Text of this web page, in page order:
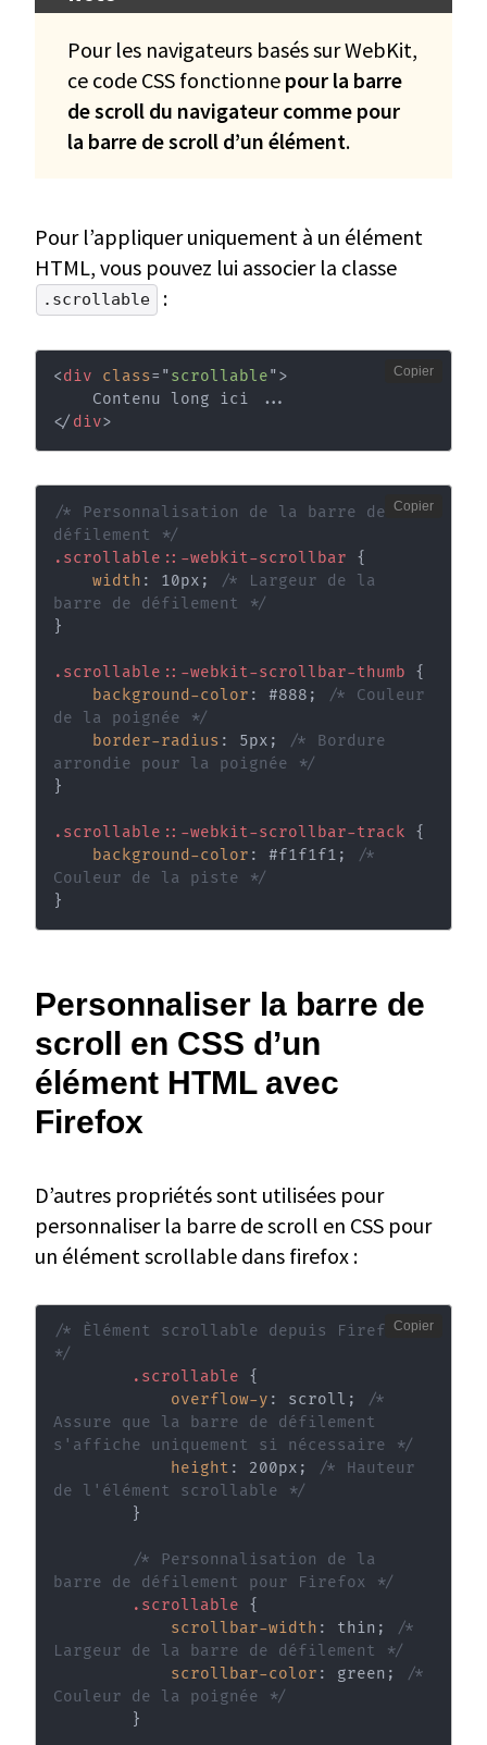
Pour les navigateurs basés sur WebKit,
ce code CSS fonctionne pour la barre
de scroll du navigateur comme pour
la barre de scroll d’un élément.
Pour l’appliquer uniquement à un élément
HTML, vous pouvez lui associer la classe
.scrollable :
<div class= "scrollable">
</ div>
Copier
/* Personnalisation de la barre de
défilement */
.scrollable::-webkit-scrollbar
{
width : 10px ;
/* Largeur de la
barre de défilement */
}
.scrollable::-webkit-scrollbar-thumb
{
background-color : #888 ;
/* Couleur
de la poignée */
border-radius : 5px ;
/* Bordure
arrondie pour la poignée */
}
.scrollable::-webkit-scrollbar-track
{
background-color : #f1f1f1 ;
/*
Couleur de la piste */
}
Copier
Personnaliser la barre de
scroll en CSS d’un
élément HTML avec
Firefox
D’autres propriétés sont utilisées pour
personnaliser la barre de scroll en CSS pour
un élément scrollable dans firefox :
/* Èlément scrollable depuis Firefox
*/
.scrollable
{
overflow-y : scroll ;
/*
Assure que la barre de défilement
s'affiche uniquement si nécessaire */
height : 200px ;
/* Hauteur
de l'élément scrollable */
}
/* Personnalisation de la
barre de défilement pour Firefox */
.scrollable
{
scrollbar-width : thin ;
/*
Largeur de la barre de défilement */
scrollbar-color : green ;
/*
Couleur de la poignée */
}
Copier